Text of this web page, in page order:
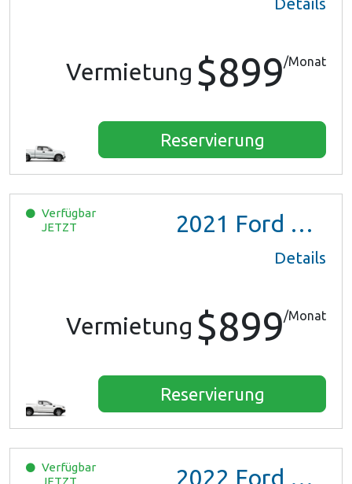
Details
Vermietung $899/Monat
Reservierung
Verfügbar
JETZT
2021 Ford Ranger XL Ext Cab
Details
Vermietung $899/Monat
Reservierung
Verfügbar
2022 Ford Escape SE Hybrid